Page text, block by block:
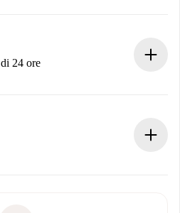
24 ore
nulla e ti proporremo